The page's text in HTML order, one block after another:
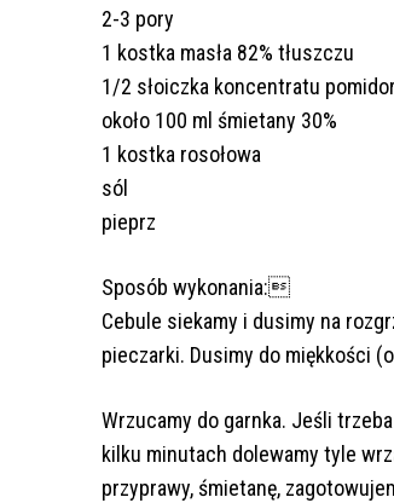
2-3 pory
1 kostka masła 82% tłuszczu
1/2 słoiczka koncentratu
około 100 ml śmietany 30%
1 kostka rosołowa
sól
pieprz
Sposób wykonania:
Cebule siekamy i dusimy na
pieczarki. Dusimy do miękkości
Wrzucamy do garnka. Jeśli
kilku minutach dolewamy tyle
przyprawy, śmietanę,